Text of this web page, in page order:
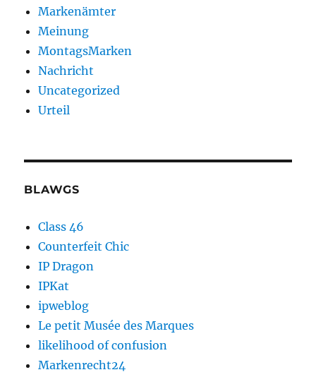
Markenämter
Meinung
MontagsMarken
Nachricht
Uncategorized
Urteil
BLAWGS
Class 46
Counterfeit Chic
IP Dragon
IPKat
ipweblog
Le petit Musée des Marques
likelihood of confusion
Markenrecht24